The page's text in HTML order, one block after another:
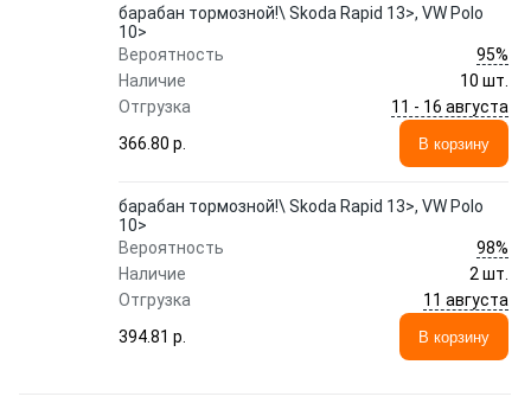
барабан тормозной!\ Skoda Rapid 13>, VW Polo
10>
Вероятность
95%
Наличие
10 шт.
Отгрузка
11 - 16 августа
366.80 p.
В корзину
барабан тормозной!\ Skoda Rapid 13>, VW Polo
10>
Вероятность
98%
Наличие
2 шт.
Отгрузка
11 августа
394.81 p.
В корзину